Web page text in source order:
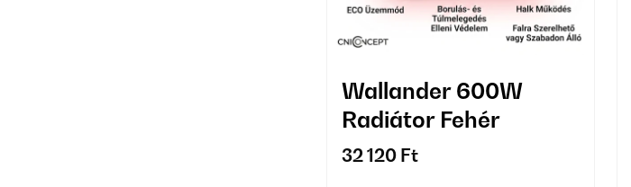
Wallander 600W
Radiátor Fehér
32 120 Ft